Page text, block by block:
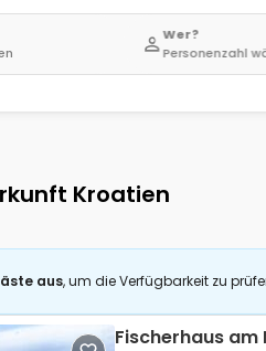
Wer?
Personenzahl
Kroatien
aus, um die Verfügbarkeit zu
Fischerhaus am